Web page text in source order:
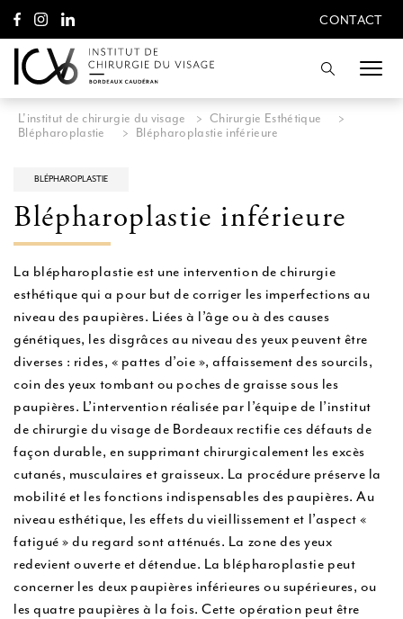
l
CONTACT
CONTACT
Recherche
L'institut de chirurgie du visage > Chirurgie Esthétique
>
Blépharoplastie
> Blépharoplastie inférieure
BLÉPHAROPLASTIE
Blépharoplastie inférieure
La blépharoplastie est une intervention de chirurgie
esthétique qui a pour but de corriger les imperfections au
niveau des paupières. Liées à l’âge ou à des causes
génétiques, les disgrâces au niveau des yeux peuvent être
diverses : rides, « pattes d’oie », affaissement des sourcils,
coin des yeux tombant ou poches de graisse sous les
paupières. L’intervention réalisée par l’équipe de l’institut
de chirurgie du visage de Bordeaux rectifie ces défauts de
façon durable, en supprimant chirurgicalement les excès
cutanés, musculaires et graisseux. La procédure préserve la
mobilité et les fonctions indispensables des paupières. Au
niveau esthétique, les effets du vieillissement et l’aspect «
fatigué » du regard sont atténués. La zone des yeux
redevient ouverte et détendue. La blépharoplastie peut
concerner les deux paupières inférieures ou supérieures, ou
les quatre paupières à la fois. Cette opération peut être